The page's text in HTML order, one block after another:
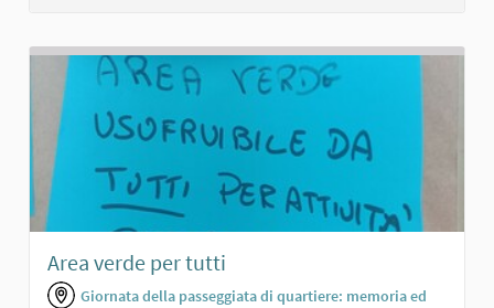
Area verde per tutti
Giornata della passeggiata di quartiere: memoria ed